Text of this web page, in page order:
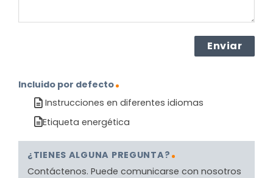
Incluido por defecto
Instrucciones en diferentes idiomas
Etiqueta energética
¿TIENES ALGUNA PREGUNTA?
Contáctenos. Puede comunicarse con nosotros